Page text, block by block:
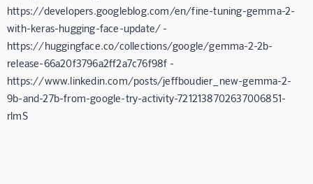
https://developers.googleblog.com/en/fine-tuning-gemma-2-
with-keras-hugging-face-update/ -
https://huggingface.co/collections/google/gemma-2-2b-
release-66a20f3796a2ff2a7c76f98f -
https://www.linkedin.com/posts/jeffboudier_new-gemma-2-
9b-and-27b-from-google-try-activity-7212138702637006851-
rlmS